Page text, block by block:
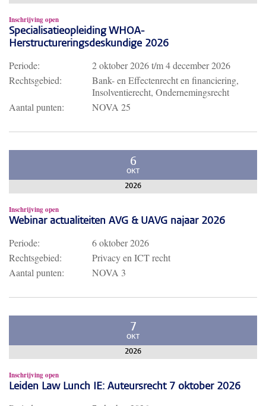
Inschrijving open
Specialisatieopleiding WHOA-
Herstructureringsdeskundige 2026
Periode: 2 oktober 2026t/m4 december 2026
Rechtsgebied:
Bank- en Effectenrecht en financiering,
Insolventierecht, Ondernemingsrecht
Aantal punten:
NOVA 25
6
OKT
2026
Inschrijving open
Webinar actualiteiten AVG & UAVG najaar 2026
Periode:
6 oktober 2026
Rechtsgebied:
Privacy en ICT recht
Aantal punten:
NOVA 3
7
OKT
2026
Inschrijving open
Leiden Law Lunch IE: Auteursrecht 7 oktober 2026